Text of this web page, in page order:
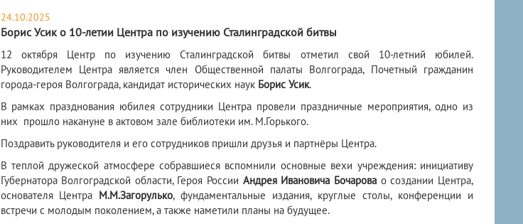
24.10.2025
Борис Усик о 10-летии Центра по изучению Сталинградской битвы
​12 октября Центр по изучению Сталинградской битвы отметил свой 10-летний юбилей.
Руководителем Центра является член Общественной палаты Волгограда, Почетный гражданин
города-героя Волгограда, кандидат исторических наук Борис Усик.
В рамках празднования юбилея сотрудники Центра провели праздничные мероприятия, одно из
них прошло накануне в актовом зале библиотеки им. М.Горького.
Поздравить руководителя и его сотрудников пришли друзья и партнёры Центра.
В теплой дружеской атмосфере собравшиеся вспомнили основные вехи учреждения: инициативу
Губернатора Волгоградской области, Героя России Андрея Ивановича Бочарова о создании Центра,
основателя Центра М.М.Загорулько, фундаментальные издания, круглые столы, конференции и
встречи с молодым поколением, а также наметили планы на будущее.